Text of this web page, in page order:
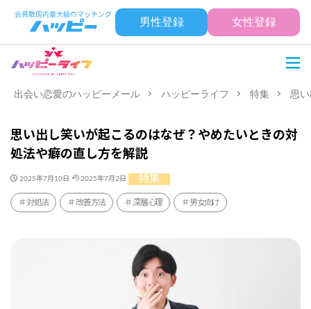
男性登録 女性登録
出会い恋愛のハッピーメール ハッピーライフ 特集 思
思い出し笑いが起こるのはなぜ？やめたいときの対
処法や癖の直し方を解説
2025年7月10日 2025年7月2日 特集
対処法 改善方法 深層心理 男女向け